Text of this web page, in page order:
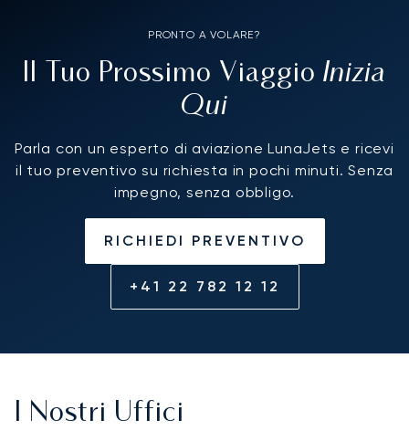
PRONTO A VOLARE?
Il Tuo Prossimo Viaggio Inizia
Qui
Parla con un esperto di aviazione LunaJets e ricevi
il tuo preventivo su richiesta in pochi minuti. Senza
impegno, senza obbligo.
RICHIEDI PREVENTIVO
+41 22 782 12 12
I Nostri Uffici